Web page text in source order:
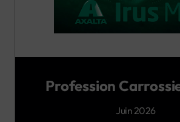
Profession
Juin 2026